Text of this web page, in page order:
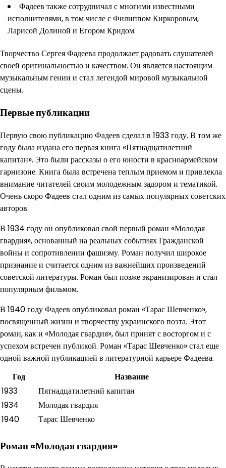
Фадеев также сотрудничал с многими известными
исполнителями, в том числе с Филиппом Киркоровым,
Ларисой Долиной и Егором Кридом.
Творчество Сергея Фадеева продолжает радовать слушателей
своей оригинальностью и качеством. Он является настоящим
музыкальным гении и стал легендой мировой музыкальной
сцены.
Первые публикации
Первую свою публикацию Фадеев сделал в 1933 году. В том же
году была издана его первая книга «Пятнадцатилетний
капитан». Это были рассказы о его юности в красноармейском
гарнизоне. Книга была встречена теплым приемом и привлекла
внимание читателей своим молодежным задором и тематикой.
Очень скоро Фадеев стал одним из самых популярных советских
авторов.
В 1934 году он опубликовал свой первый роман «Молодая
гвардия», основанный на реальных событиях Гражданской
войны и сопротивлении фашизму. Роман получил широкое
признание и считается одним из важнейших произведений
советской литературы. Роман был позже экранизирован и стал
популярным фильмом.
В 1940 году Фадеев опубликовал роман «Тарас Шевченко»,
посвященный жизни и творчеству украинского поэта. Этот
роман, как и «Молодая гвардия», был принят с восторгом и с
успехом встречен публикой. Роман «Тарас Шевченко» стал еще
одной важной публикацией в литературной карьере Фадеева.
Год
Название
1933
Пятнадцатилетний капитан
1934
Молодая гвардия
1940
Тарас Шевченко
Роман «Молодая гвардия»